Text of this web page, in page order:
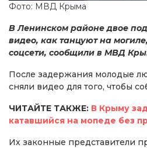
Фото: МВД Крыма
В Ленинском районе двое
видео, как танцуют на
соцсети, сообщили в МВД
После задержания молодые
сняли видео для того, чтобы
ЧИТАЙТЕ ТАКЖЕ: В Крыму
катавшийся на мопеде без
Их законные представители